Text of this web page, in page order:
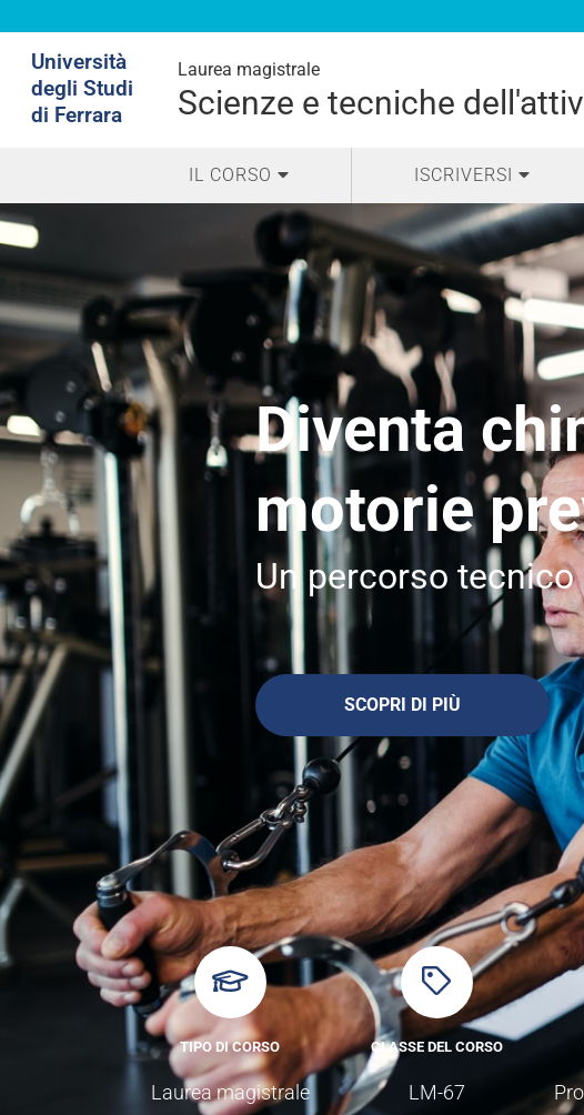
Università
degli Studi
di Ferrara
Laurea magistrale
Scienze e tecniche
Cerca
nel
sito
IL CORSO ISCRIVERSI
homepage
Diventa
motorie
Un percorso
SCOPRI DI PIÙ
TIPO DI CORSO
Laurea magistrale
CLASSE DEL CORSO
LM-67